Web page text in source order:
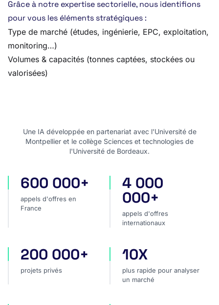
Grâce à notre expertise sectorielle, nous identifions
pour vous les éléments stratégiques :
Type de marché (études, ingénierie, EPC, exploitation,
monitoring…)
Volumes & capacités (tonnes captées, stockées ou
valorisées)
Une IA développée en partenariat avec l'Université de
Montpellier et le collège Sciences et technologies de
l'Université de Bordeaux.
appels d'offres en France
600 000+
appels d'offres en
France
appels d'offres
4 000
000+
appels d'offres
internationaux
projets privés
200 000+
projets privés
plus rapide pour analyser
10X
plus rapide pour analyser
un marché